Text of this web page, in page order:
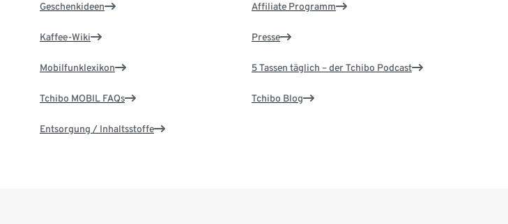
Geschenkideen
Kaffee-Wiki
Mobilfunklexikon
Tchibo MOBIL FAQs
Entsorgung / Inhaltsstoffe
Affiliate Programm
Presse
5 Tassen täglich – der Tchibo Podcast
Tchibo Blog